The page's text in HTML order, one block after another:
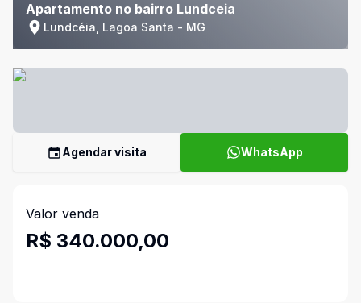
Apartamento no bairro Lundceia
Lundcéia, Lagoa Santa - MG
Agendar visita WhatsApp
Valor venda
R$ 340.000,00